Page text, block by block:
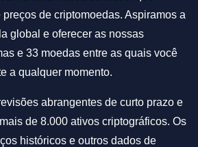
de criptomoedas. Aspiramos a
global e oferecer as nossas
e 33 moedas entre as quais você
a qualquer momento.
abrangentes de curto prazo e
de 8.000 ativos criptográficos. Os
históricos e outros dados de